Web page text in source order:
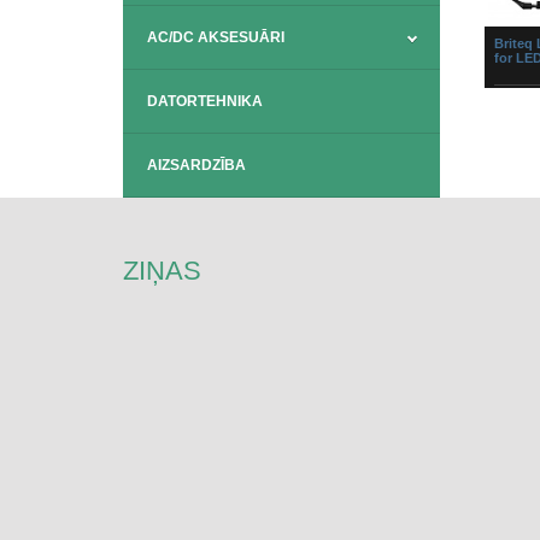
AC/DC AKSESUĀRI
DATORTEHNIKA
AIZSARDZĪBA
Briteq
for
ZIŅAS